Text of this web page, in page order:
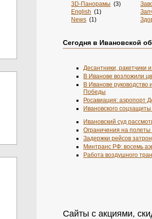
3D-Панорамы (3)
English (1)
News (1)
Sportsweek.org(1)
Zabivaka(1)
Авиабилеты(1)
Авто(7)
Автобус(1)
Автосервис (3)
Агентства(1)
Аксессуары(3)
Акции(2)
Анкеты(1)
Аренда(4)
Аэрография(1)
Банки(1)
Бельё(3)
Власть (1)
Сегодня в Ивановской
Десантники,
В Иванове возложили
В Иванове руководство
Победы
Росавиация: аэропорт
Ивановского
Ивановский суд
Ограничения на полеты
Задержки рейсов
Минтранс РФ: восемь
Работа воздушного
Сайты с акциями,